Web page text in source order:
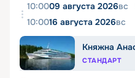
10:0009 августа 2026вс
10:0016 августа 2026вс
Княжна
СТАНДАРТ